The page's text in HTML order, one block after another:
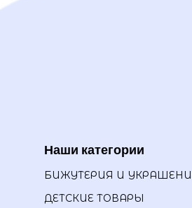
Наши категории
БИЖУТЕРИЯ И
ДЕТСКИЕ ТОВАРЫ